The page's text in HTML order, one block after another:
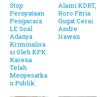
Stop
Pernyataan
Pengacara
LE Soal
Adanya
Kriminalisa
si Oleh KPK
Karena
Telah
Menyesatka
n Publik
Alami KDRT,
Roro Fitria
Gugat Cerai
Andre
Irawan